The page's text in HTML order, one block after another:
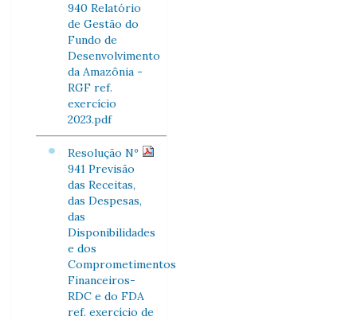
940 Relatório
de Gestão do
Fundo de
Desenvolvimento
da Amazônia -
RGF ref.
exercício
2023.pdf
Resolução Nº
941 Previsão
das Receitas,
das Despesas,
das
Disponibilidades
e dos
Comprometimentos
Financeiros-
RDC e do FDA
ref. exercício de